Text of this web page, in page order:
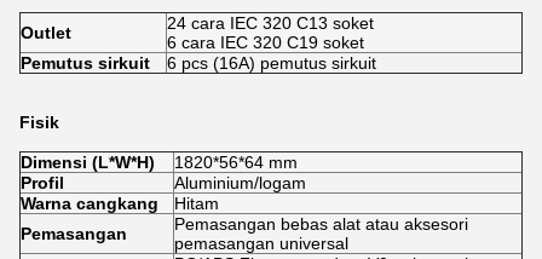
Outlet
24 cara IEC 320 C13 soket
6 cara IEC 320 C19 soket
Pemutus sirkuit
6 pcs (16A) pemutus sirkuit
Fisik
Dimensi (L*W*H)
1820*56*64 mm
Profil
Aluminium/logam
Warna cangkang
Hitam
Pemasangan
Pemasangan bebas alat atau aksesori
pemasangan universal